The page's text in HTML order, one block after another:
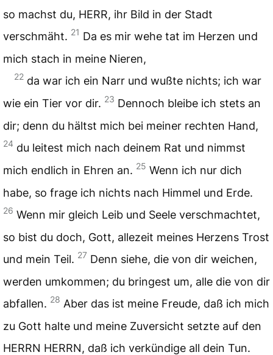
so machst du, HERR, ihr Bild in der Stadt
verschmäht. 21 Da es mir wehe tat im Herzen und
mich stach in meine Nieren,
22 da war ich ein Narr und wußte nichts; ich war
wie ein Tier vor dir. 23 Dennoch bleibe ich stets an
dir; denn du hältst mich bei meiner rechten Hand,
24 du leitest mich nach deinem Rat und nimmst
mich endlich in Ehren an. 25 Wenn ich nur dich
habe, so frage ich nichts nach Himmel und Erde.
26 Wenn mir gleich Leib und Seele verschmachtet,
so bist du doch, Gott, allezeit meines Herzens Trost
und mein Teil. 27 Denn siehe, die von dir weichen,
werden umkommen; du bringest um, alle die von dir
abfallen. 28 Aber das ist meine Freude, daß ich mich
zu Gott halte und meine Zuversicht setzte auf den
HERRN HERRN, daß ich verkündige all dein Tun.